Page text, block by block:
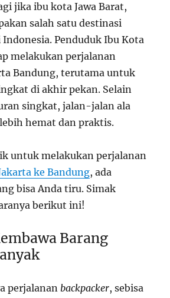
jika ibu kota Jawa Barat,
salah satu destinasi
Penduduk Ibu Kota
melakukan perjalanan
Bandung, terutama untuk
di akhir pekan. Selain
singkat, jalan-jalan ala
hemat dan praktis.
untuk melakukan perjalanan
ke Bandung, ada
bisa Anda tiru. Simak
berikut ini!
Barang
perjalanan backpacker, sebisa